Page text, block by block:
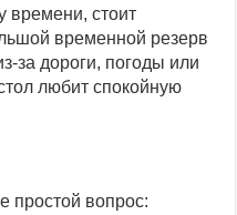
времени, стоит
временной резерв
за дороги, погоды или
любит спокойную
простой вопрос: